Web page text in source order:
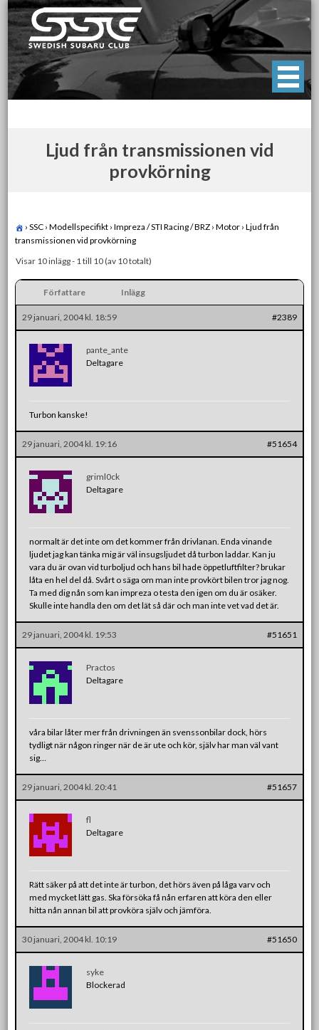
Skip
to
content
Swedish Subaru Club
För oss som älskar Subaru!
Ljud från transmissionen vid
provkörning
› SSC › Modellspecifikt › Impreza / STI Racing / BRZ › Motor › Ljud från
transmissionen vid provkörning
Visar 10 inlägg - 1 till 10 (av 10 totalt)
Författare Inlägg
29 januari, 2004 kl. 18:59 #2389
pante_ante
Deltagare
Turbon kanske!
29 januari, 2004 kl. 19:16 #51654
griml0ck
Deltagare
normalt är det inte om det kommer från drivlanan. Enda vinande
ljudet jag kan tänka mig är väl insugsljudet då turbon laddar. Kan ju
vara du är ovan vid turboljud och hans bil hade öppetluftfilter? brukar
låta en hel del då. Svårt o säga om man inte provkört bilen tror jag nog.
Ta med dig nån som kan impreza o testa den igen om du är osäker.
Skulle inte handla den om det lät så där och man inte vet vad det är.
29 januari, 2004 kl. 19:53 #51651
Practos
Deltagare
våra bilar låter mer från drivningen än svenssonbilar dock, hörs
tydligt när någon ringer när de är ute och kör, själv har man väl vant
sig…
29 januari, 2004 kl. 20:41 #51657
fl
Deltagare
Rätt säker på att det inte är turbon, det hörs även på låga varv och
med mycket lätt gas. Ska försöka få nån erfaren att köra den eller
hitta nån annan bil att provköra själv och jämföra.
30 januari, 2004 kl. 10:19 #51650
syke
Blockerad